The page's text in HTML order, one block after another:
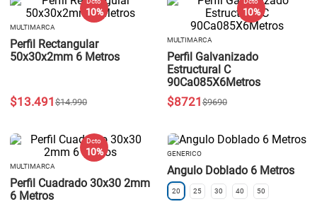
10 %
MULTIMARCA
Perfil Rectangular
50x30x2mm 6 Metros
$14.990
$13.491
10 %
MULTIMARCA
Perfil Galvanizado
Estructural C
90Ca085X6Metros
$9690
$8721
Dcto
10 %
MULTIMARCA
Perfil Cuadrado 30x30 2mm
6 Metros
GENERICO
Angulo Doblado 6 Metros
20 25 30 40 50